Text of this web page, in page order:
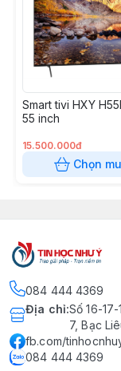
+ Video/Audio:
(Ăng-ten)
+ Dữ liệu: 2x USB
+ Mạng: 1x RJ45
+ Xuất âm thanh:
+ Khác: Bluetooth
- Thiết kế &
+ Thiết kế: Lưng
+ Nguồn điện:
Smart tivi HXY
55 inch
15.500.000đ
Chọn
084 444 4369
Địa chỉ:Số 16-
7, Bạc
fb.com/
084 444 4369